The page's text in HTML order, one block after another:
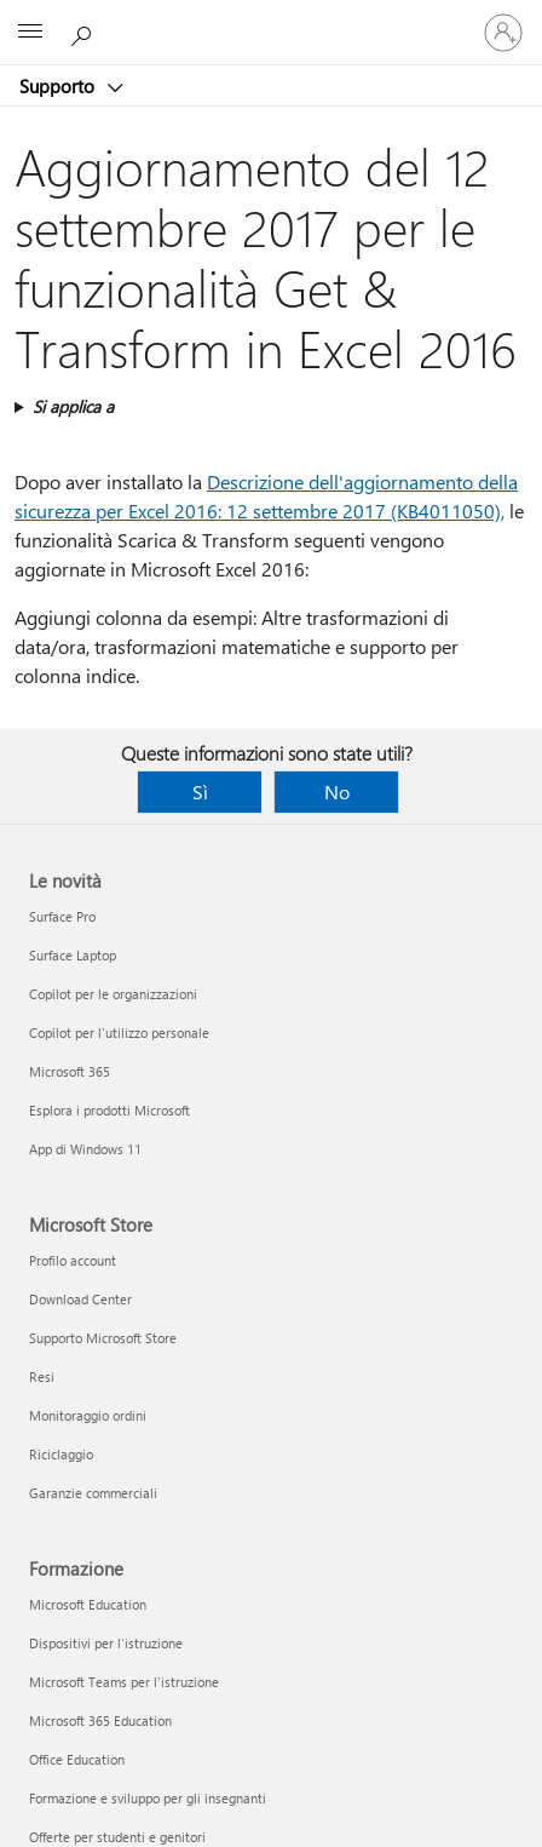
Supporto
Accedi
con
il
account
Aggiornamento del 12
settembre 2017 per le
funzionalità Get &
Transform in Excel 2016
Si applica a
Dopo aver installato la Descrizione dell'aggiornamento della
sicurezza per Excel 2016: 12 settembre 2017 (KB4011050), le
funzionalità Scarica & Transform seguenti vengono
aggiornate in Microsoft Excel 2016:
Aggiungi colonna da esempi: Altre trasformazioni di
data/ora, trasformazioni matematiche e supporto per
colonna indice.
Queste informazioni sono state utili?
Sì
No
Le novità
Surface Pro
Surface Laptop
Copilot per le organizzazioni
Copilot per l'utilizzo personale
Microsoft 365
Esplora i prodotti Microsoft
App di Windows 11
Microsoft Store
Profilo account
Download Center
Supporto Microsoft Store
Resi
Monitoraggio ordini
Riciclaggio
Garanzie commerciali
Formazione
Microsoft Education
Dispositivi per l'istruzione
Microsoft Teams per l'istruzione
Microsoft 365 Education
Office Education
Formazione e sviluppo per gli insegnanti
Offerte per studenti e genitori